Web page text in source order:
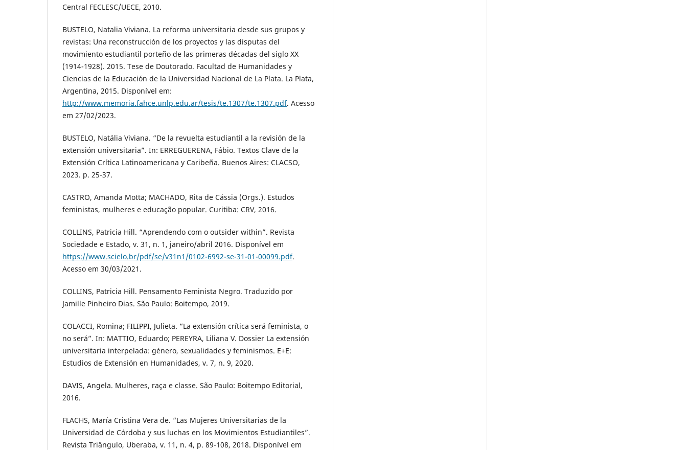
Central FECLESC/UECE, 2010.
BUSTELO, Natalia Viviana. La reforma universitaria desde sus grupos y
revistas: Una reconstrucción de los proyectos y las disputas del
movimiento estudiantil porteño de las primeras décadas del siglo XX
(1914-1928). 2015. Tese de Doutorado. Facultad de Humanidades y
Ciencias de la Educación de la Universidad Nacional de La Plata. La Plata,
Argentina, 2015. Disponível em:
http://www.memoria.fahce.unlp.edu.ar/tesis/te.1307/te.1307.pdf. Acesso
em 27/02/2023.
BUSTELO, Natália Viviana. “De la revuelta estudiantil a la revisión de la
extensión universitaria”. In: ERREGUERENA, Fábio. Textos Clave de la
Extensión Crítica Latinoamericana y Caribeña. Buenos Aires: CLACSO,
2023. p. 25-37.
CASTRO, Amanda Motta; MACHADO, Rita de Cássia (Orgs.). Estudos
feministas, mulheres e educação popular. Curitiba: CRV, 2016.
COLLINS, Patricia Hill. “Aprendendo com o outsider within”. Revista
Sociedade e Estado, v. 31, n. 1, janeiro/abril 2016. Disponível em
https://www.scielo.br/pdf/se/v31n1/0102-6992-se-31-01-00099.pdf.
Acesso em 30/03/2021.
COLLINS, Patricia Hill. Pensamento Feminista Negro. Traduzido por
Jamille Pinheiro Dias. São Paulo: Boitempo, 2019.
COLACCI, Romina; FILIPPI, Julieta. “La extensión crítica será feminista, o
no será”. In: MATTIO, Eduardo; PEREYRA, Liliana V. Dossier La extensión
universitaria interpelada: género, sexualidades y feminismos. E+E:
Estudios de Extensión en Humanidades, v. 7, n. 9, 2020.
DAVIS, Angela. Mulheres, raça e classe. São Paulo: Boitempo Editorial,
2016.
FLACHS, María Cristina Vera de. “Las Mujeres Universitarias de la
Universidad de Córdoba y sus luchas en los Movimientos Estudiantiles”.
Revista Triângulo, Uberaba, v. 11, n. 4, p. 89-108, 2018. Disponível em